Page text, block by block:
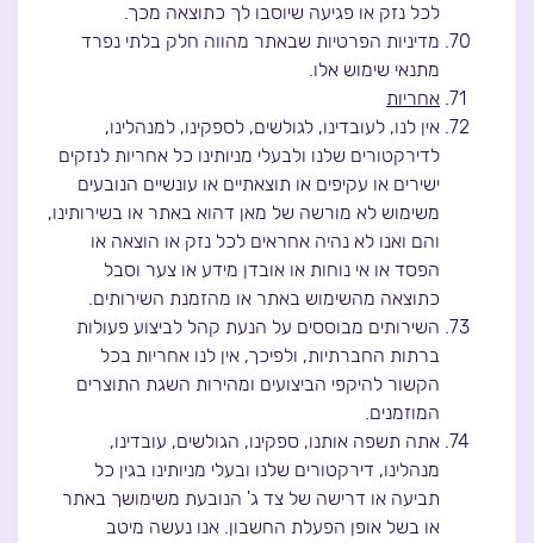
לכל נזק או פגיעה שיוסבו לך כתוצאה מכך.
מדיניות הפרטיות שבאתר מהווה חלק בלתי נפרד
מתנאי שימוש אלו.
אחריות
אין לנו, לעובדינו, לגולשים, לספקינו, למנהלינו,
לדירקטורים שלנו ולבעלי מניותינו כל אחריות לנזקים
ישירים או עקיפים או תוצאתיים או עונשיים הנובעים
משימוש לא מורשה של מאן דהוא באתר או בשירותינו,
והם ואנו לא נהיה אחראים לכל נזק או הוצאה או
הפסד או אי נוחות או אובדן מידע או צער וסבל
כתוצאה מהשימוש באתר או מהזמנת השירותים.
השירותים מבוססים על הנעת קהל לביצוע פעולות
ברתות החברתיות, ולפיכך, אין לנו אחריות בכל
הקשור להיקפי הביצועים ומהירות השגת התוצרים
המוזמנים.
אתה תשפה אותנו, ספקינו, הגולשים, עובדינו,
מנהלינו, דירקטורים שלנו ובעלי מניותינו בגין כל
תביעה או דרישה של צד ג' הנובעת משימושך באתר
או בשל אופן הפעלת החשבון. אנו נעשה מיטב